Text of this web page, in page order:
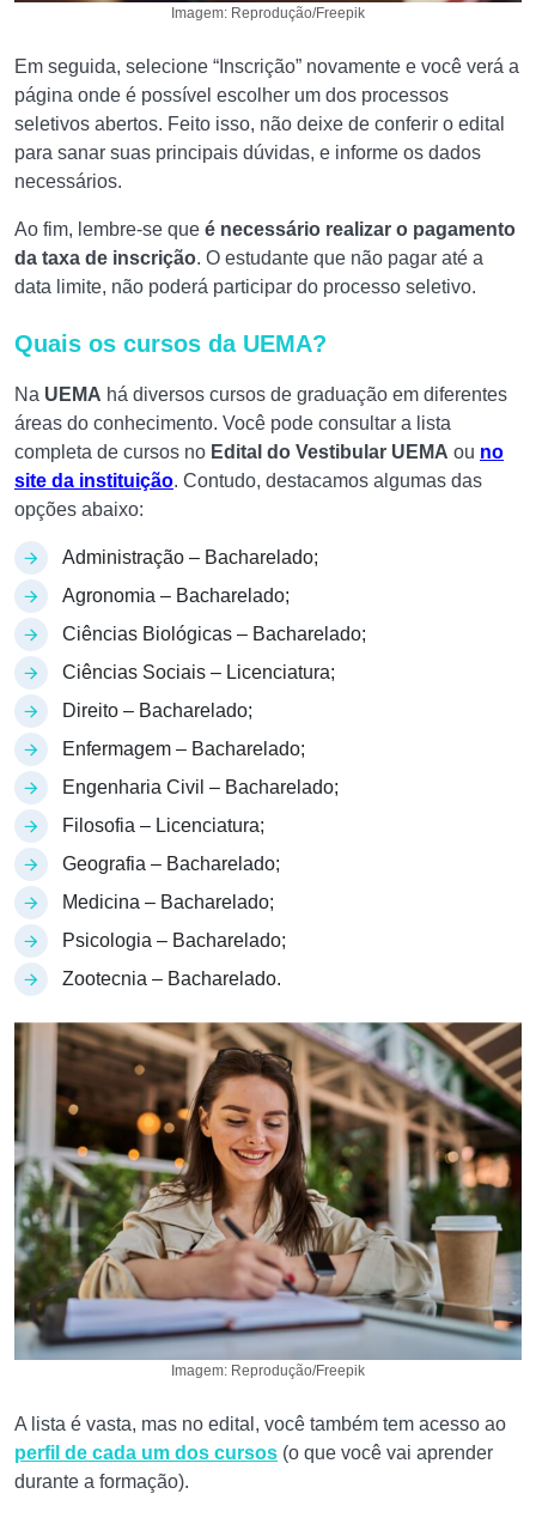
Imagem: Reprodução/Freepik
Em seguida, selecione “Inscrição” novamente e você verá a
página onde é possível escolher um dos processos
seletivos abertos. Feito isso, não deixe de conferir o edital
para sanar suas principais dúvidas, e informe os dados
necessários.
Ao fim, lembre-se que é necessário realizar o pagamento
da taxa de inscrição. O estudante que não pagar até a
data limite, não poderá participar do processo seletivo.
Quais os cursos da UEMA?
Na UEMA há diversos cursos de graduação em diferentes
áreas do conhecimento. Você pode consultar a lista
completa de cursos no Edital do Vestibular UEMA ou no
site da instituição. Contudo, destacamos algumas das
opções abaixo:
Administração – Bacharelado;
Agronomia – Bacharelado;
Ciências Biológicas – Bacharelado;
Ciências Sociais – Licenciatura;
Direito – Bacharelado;
Enfermagem – Bacharelado;
Engenharia Civil – Bacharelado;
Filosofia – Licenciatura;
Geografia – Bacharelado;
Medicina – Bacharelado;
Psicologia – Bacharelado;
Zootecnia – Bacharelado.
Imagem: Reprodução/Freepik
A lista é vasta, mas no edital, você também tem acesso ao
perfil de cada um dos cursos (o que você vai aprender
durante a formação).